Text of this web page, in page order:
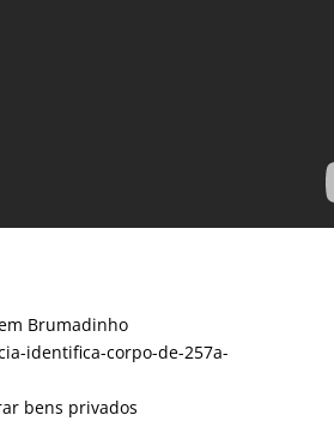
Brumadinho
identifica-corpo-de-257a-
bens privados